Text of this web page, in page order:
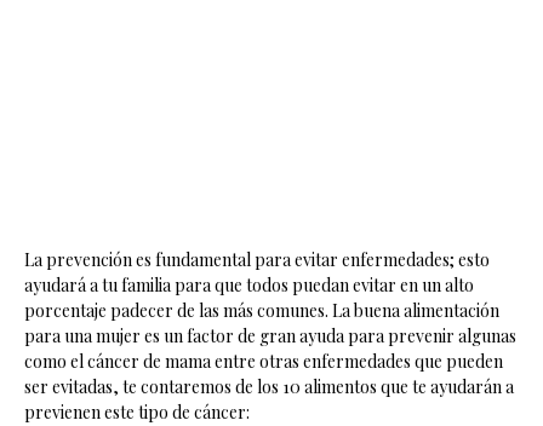
La prevención es fundamental para evitar enfermedades; esto
ayudará a tu familia para que todos puedan evitar en un alto
porcentaje padecer de las más comunes. La buena alimentación
para una mujer es un factor de gran ayuda para prevenir algunas
como el cáncer de mama entre otras enfermedades que pueden
ser evitadas, te contaremos de los 10 alimentos que te ayudarán a
previenen este tipo de cáncer: